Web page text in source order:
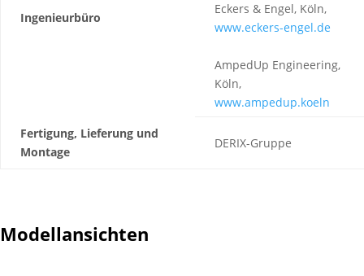
Ingenieurbüro
Eckers & Engel, Köln,
www.eckers-engel.de
AmpedUp Engineering,
Köln,
www.ampedup.koeln
Fertigung, Lieferung und
Montage
DERIX-Gruppe
Modellansichten